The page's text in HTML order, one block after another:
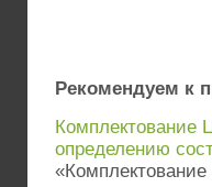
Рекомендуем к
Комплектование
определению